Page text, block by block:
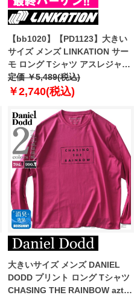
【bb1020】【PD1123】大きい
サイズ メンズ LINKATION サー
モ ロング Tシャツ アスレジャー
スポーツウェア la-t220416
定価 ￥5,489(税込)
￥2,740(税込)
大きいサイズ メンズ DANIEL
DODD プリント ロング Tシャツ
CHASING THE RAINBOW azt-